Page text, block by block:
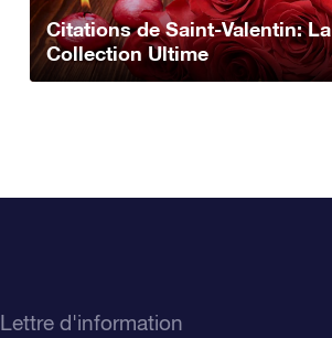
Citations de Saint-Valentin: La
Collection Ultime
Lettre d'information